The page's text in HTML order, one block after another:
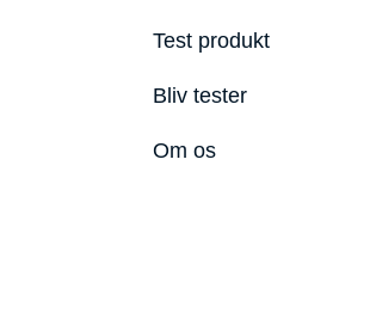
Test produkt
Bliv tester
Om os